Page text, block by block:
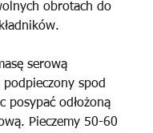
obrotach do
serową
podpieczony spod
posypać odłożoną
Pieczemy 50-60